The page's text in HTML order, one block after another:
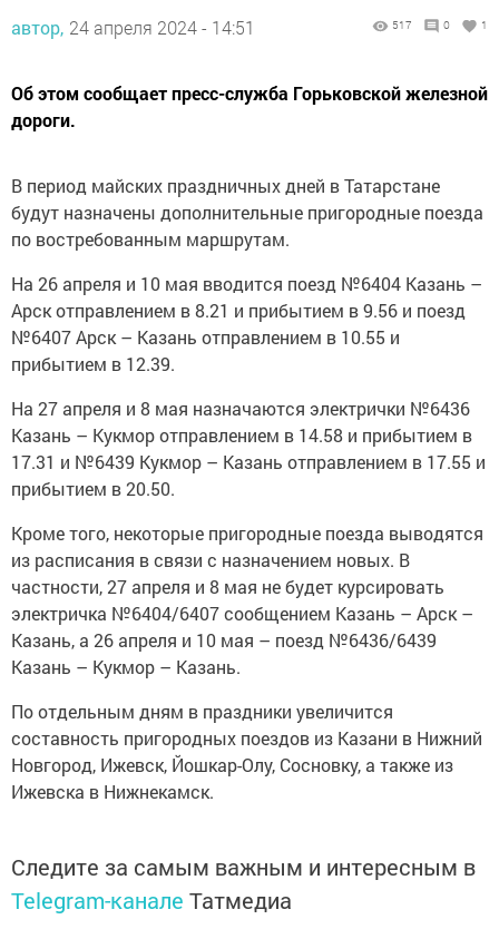
автор, 24 апреля 2024 - 14:51 517 0 1
Об этом сообщает пресс-служба Горьковской железной
дороги.
В период майских праздничных дней в Татарстане
будут назначены дополнительные пригородные поезда
по востребованным маршрутам.
На 26 апреля и 10 мая вводится поезд №6404 Казань –
Арск отправлением в 8.21 и прибытием в 9.56 и поезд
№6407 Арск – Казань отправлением в 10.55 и
прибытием в 12.39.
На 27 апреля и 8 мая назначаются электрички №6436
Казань – Кукмор отправлением в 14.58 и прибытием в
17.31 и №6439 Кукмор – Казань отправлением в 17.55 и
прибытием в 20.50.
Кроме того, некоторые пригородные поезда выводятся
из расписания в связи с назначением новых. В
частности, 27 апреля и 8 мая не будет курсировать
электричка №6404/6407 сообщением Казань – Арск –
Казань, а 26 апреля и 10 мая – поезд №6436/6439
Казань – Кукмор – Казань.
По отдельным дням в праздники увеличится
составность пригородных поездов из Казани в Нижний
Новгород, Ижевск, Йошкар-Олу, Сосновку, а также из
Ижевска в Нижнекамск.
Следите за самым важным и интересным в
Telegram-канале Татмедиа